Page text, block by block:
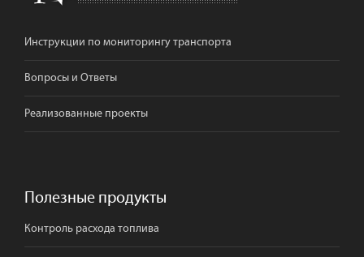
Инструкции по мониторингу транспорта
Вопросы и Ответы
Реализованные проекты
Полезные продукты
Контроль расхода топлива